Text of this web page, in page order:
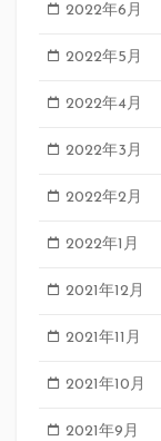
2022年6月
2022年5月
2022年4月
2022年3月
2022年2月
2022年1月
2021年12月
2021年11月
2021年10月
2021年9月